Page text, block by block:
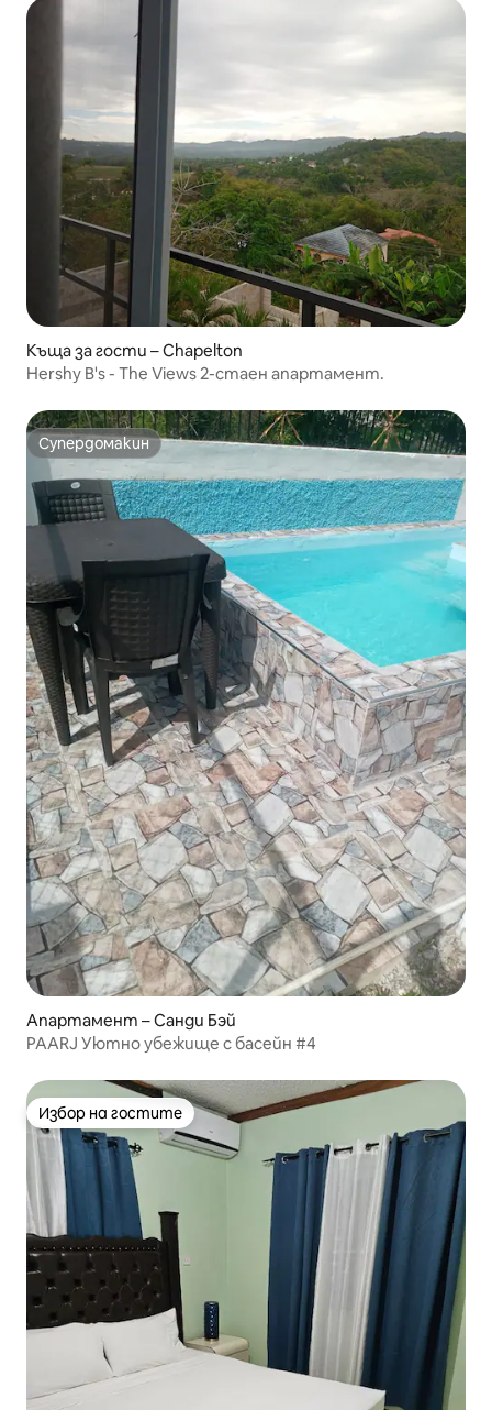
Къща за гости – Chapelton
Hershy B's - The Views 2-стаен апартамент.
Супердомакин
Супердомакин
Апартамент – Санди Бэй
PAARJ Уютно убежище с басейн #4
Избор на гостите
Избор на гостите